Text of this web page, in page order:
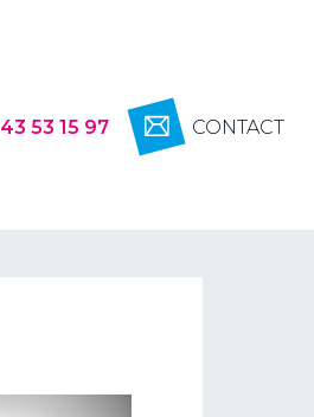
43 53 15 97 CONTACT